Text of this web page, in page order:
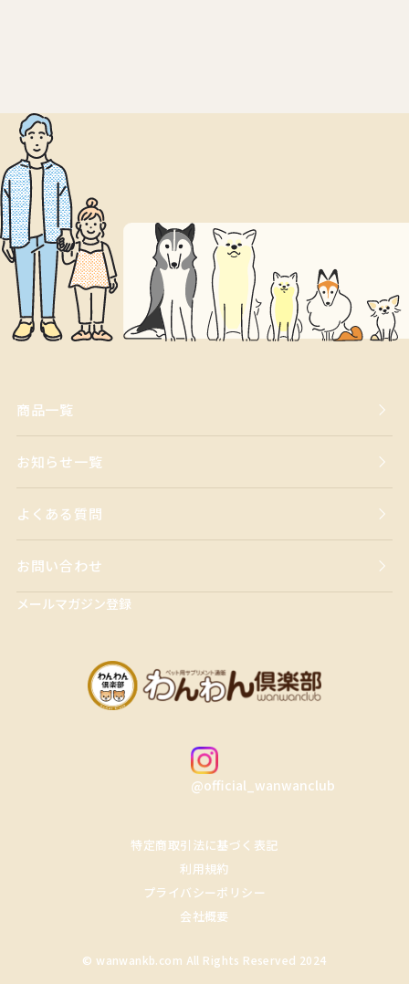
商品一覧
お知らせ一覧
よくある質問
お問い合わせ
メールマガジン登録
@official_wanwanclub
特定商取引法に基づく表記
利用規約
プライバシーポリシー
会社概要
© wanwankb.com All Rights Reserved 2024